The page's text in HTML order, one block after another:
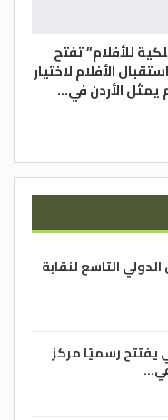
للأفلام” تفتح
الأفلام لاختيار
يمثل الأردن في…
التاسع لنقابة
يفتتح رسميًا مركز